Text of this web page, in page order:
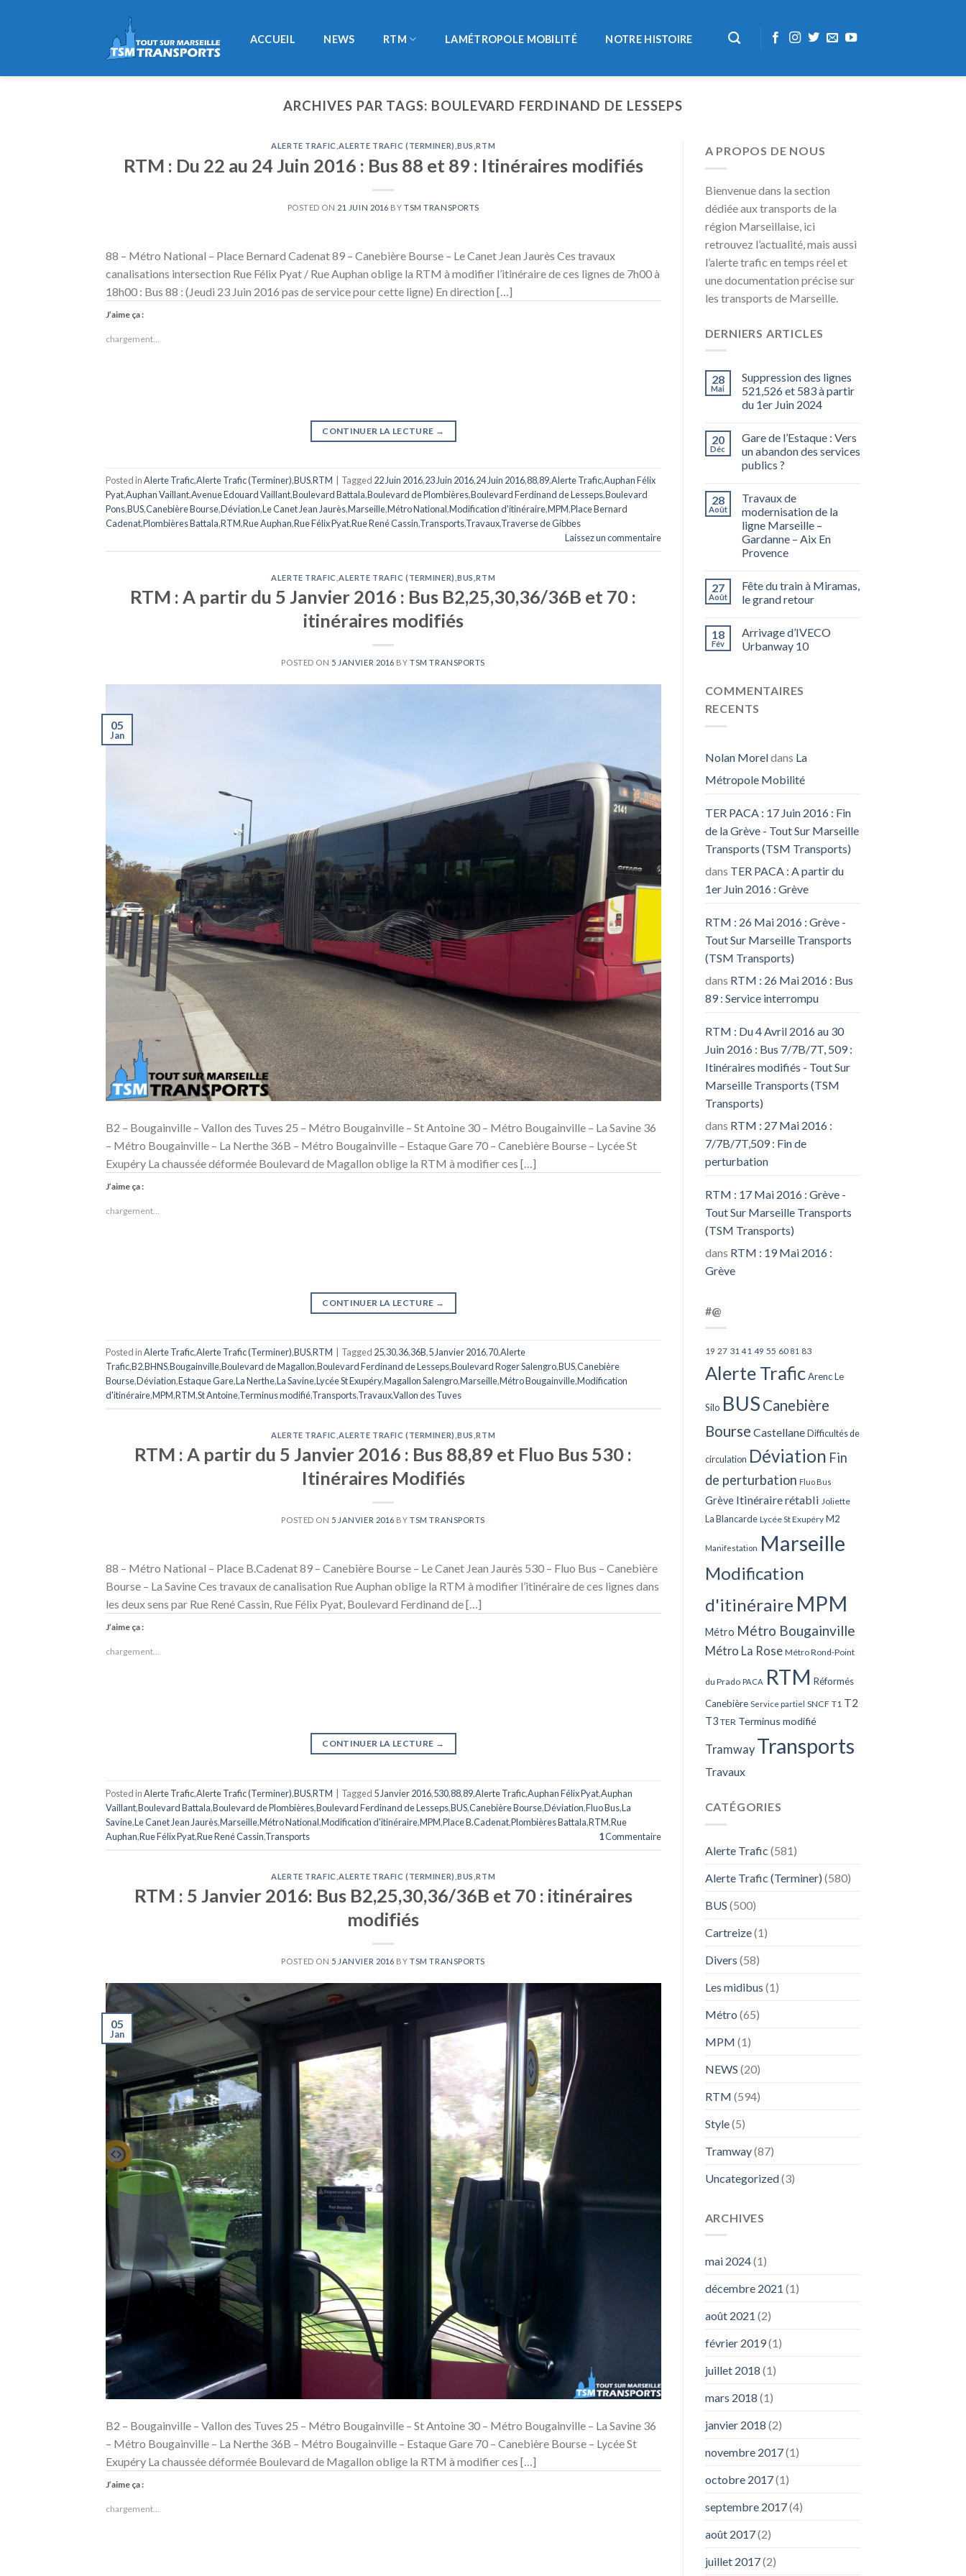
ACCUEIL NEWS RTM LAMÉTROPOLE MOBILITÉ NOTRE HISTOIRE
ARCHIVES PAR TAGS: BOULEVARD FERDINAND DE LESSEPS
ALERTE TRAFIC ,ALERTE TRAFIC (TERMINER) ,BUS ,RTM
RTM : Du 22 au 24 Juin 2016 : Bus 88 et 89 : Itinéraires modifiés
POSTED ON 21 JUIN 2016 BYTSM TRANSPORTS
88 – Métro National – Place Bernard Cadenat 89 – Canebière Bourse – Le Canet Jean Jaurès Ces travaux
canalisations intersection Rue Félix Pyat / Rue Auphan oblige la RTM à modifier l’itinéraire de ces lignes de 7h00 à
18h00 : Bus 88 : (Jeudi 23 Juin 2016 pas de service pour cette ligne) En direction […]
J’aime ça :
chargement…
CONTINUER LA LECTURE →
Posted inAlerte Trafic,Alerte Trafic (Terminer),BUS,RTM Tagged 22 Juin 2016,23 Juin 2016,24 Juin 2016,88,89,Alerte Trafic,Auphan Félix
Pyat,Auphan Vaillant,Avenue Edouard Vaillant,Boulevard Battala,Boulevard de Plombières,Boulevard Ferdinand de Lesseps,Boulevard
Pons,BUS,Canebière Bourse,Déviation,Le Canet Jean Jaurès,Marseille,Métro National,Modification d'itinéraire,MPM,Place Bernard
Cadenat,Plombières Battala,RTM,Rue Auphan,Rue Félix Pyat,Rue René Cassin,Transports,Travaux,Traverse de Gibbes
Laissez un commentaire
ALERTE TRAFIC ,ALERTE TRAFIC (TERMINER) ,BUS ,RTM
RTM : A partir du 5 Janvier 2016 : Bus B2,25,30,36/36B et 70 :
itinéraires modifiés
POSTED ON 5 JANVIER 2016 BYTSM TRANSPORTS
05
Jan
B2 – Bougainville – Vallon des Tuves 25 – Métro Bougainville – St Antoine 30 – Métro Bougainville – La Savine 36
– Métro Bougainville – La Nerthe 36B – Métro Bougainville – Estaque Gare 70 – Canebière Bourse – Lycée St
Exupéry La chaussée déformée Boulevard de Magallon oblige la RTM à modifier ces […]
J’aime ça :
chargement…
CONTINUER LA LECTURE →
Posted inAlerte Trafic,Alerte Trafic (Terminer),BUS,RTM Tagged 25,30,36,36B,5 Janvier 2016,70,Alerte
Trafic,B2,BHNS,Bougainville,Boulevard de Magallon,Boulevard Ferdinand de Lesseps,Boulevard Roger Salengro,BUS,Canebière
Bourse,Déviation,Estaque Gare,La Nerthe,La Savine,Lycée St Exupéry,Magallon Salengro,Marseille,Métro Bougainville,Modification
d'itinéraire,MPM,RTM,St Antoine,Terminus modifié,Transports,Travaux,Vallon des Tuves
ALERTE TRAFIC ,ALERTE TRAFIC (TERMINER) ,BUS ,RTM
RTM : A partir du 5 Janvier 2016 : Bus 88,89 et Fluo Bus 530 :
Itinéraires Modifiés
POSTED ON 5 JANVIER 2016 BYTSM TRANSPORTS
88 – Métro National – Place B.Cadenat 89 – Canebière Bourse – Le Canet Jean Jaurès 530 – Fluo Bus – Canebière
Bourse – La Savine Ces travaux de canalisation Rue Auphan oblige la RTM à modifier l’itinéraire de ces lignes dans
les deux sens par Rue René Cassin, Rue Félix Pyat, Boulevard Ferdinand de […]
J’aime ça :
chargement…
CONTINUER LA LECTURE →
Posted inAlerte Trafic,Alerte Trafic (Terminer),BUS,RTM Tagged 5 Janvier 2016,530,88,89,Alerte Trafic,Auphan Félix Pyat,Auphan
Vaillant,Boulevard Battala,Boulevard de Plombières,Boulevard Ferdinand de Lesseps,BUS,Canebière Bourse,Déviation,Fluo Bus,La
Savine,Le Canet Jean Jaurès,Marseille,Métro National,Modification d'itinéraire,MPM,Place B.Cadenat,Plombières Battala,RTM,Rue
Auphan,Rue Félix Pyat,Rue René Cassin,Transports 1Commentaire
ALERTE TRAFIC ALERTE TRAFIC (TERMINER) ,BUS ,RTM
RTM : 5 Janvier 2016: Bus B2,25,30,36/36B et 70 : itinéraires
modifiés
POSTED ON 5 JANVIER 2016 BYTSM TRANSPORTS
05
Jan
B2 – Bougainville – Vallon des Tuves 25 – Métro Bougainville – St Antoine 30 – Métro Bougainville – La Savine 36
– Métro Bougainville – La Nerthe 36B – Métro Bougainville – Estaque Gare 70 – Canebière Bourse – Lycée St
Exupéry La chaussée déformée Boulevard de Magallon oblige la RTM à modifier ces […]
J’aime ça :
chargement…
A PROPOS DE NOUS
Bienvenue dans la section
dédiée aux transports de la
région Marseillaise, ici
retrouvez l’actualité, mais aussi
l’alerte trafic en temps réel et
une documentation précise sur
les transports de Marseille.
DERNIERS ARTICLES
28
Mai
Suppression des lignes
521,526 et 583 à partir
du 1er Juin 2024
20
Déc
Gare de l’Estaque : Vers
un abandon des services
publics ?
28
Août
Travaux de
modernisation de la
ligne Marseille –
Gardanne – Aix En
Provence
27
Août
Fête du train à Miramas,
le grand retour
18
Fév
Arrivage d’IVECO
Urbanway 10
COMMENTAIRES
RECENTS
Nolan Moreldans La
Métropole Mobilité
TER PACA : 17 Juin 2016 : Fin
de la Grève - Tout Sur Marseille
Transports (TSM Transports)
dans TER PACA : A partir du
1er Juin 2016 : Grève
RTM : 26 Mai 2016 : Grève -
Tout Sur Marseille Transports
(TSM Transports)
dans RTM : 26 Mai 2016 : Bus
89 : Service interrompu
RTM : Du 4 Avril 2016 au 30
Juin 2016 : Bus 7/7B/7T, 509 :
Itinéraires modifiés - Tout Sur
Marseille Transports (TSM
Transports)
dans RTM : 27 Mai 2016 :
7/7B/7T,509 : Fin de
perturbation
RTM : 17 Mai 2016 : Grève -
Tout Sur Marseille Transports
(TSM Transports)
dans RTM : 19 Mai 2016 :
Grève
#@
19 27 31 41 49 55 60 81 83
Alerte Trafic Arenc Le
Silo BUS Canebière
Bourse Castellane Difficultés de
circulation Déviation Fin
de perturbation Fluo Bus
Grève Itinéraire rétabli Joliette
La Blancarde Lycée St Exupéry M2
Manifestation Marseille
Modification
d'itinéraire MPM
Métro Métro Bougainville
Métro La Rose Métro Rond-Point
du Prado PACA RTM Réformés
Canebière Service partiel SNCF T1 T2
T3 TER Terminus modifié
Tramway Transports
Travaux
CATÉGORIES
Alerte Trafic (581)
Alerte Trafic (Terminer) (580)
BUS (500)
Cartreize(1)
Divers (58)
Les midibus (1)
Métro (65)
MPM (1)
NEWS (20)
RTM (594)
Style(5)
Tramway(87)
Uncategorized(3)
ARCHIVES
mai 2024(1)
décembre 2021 (1)
août 2021 (2)
février 2019(1)
juillet 2018 (1)
mars 2018 (1)
janvier 2018 (2)
novembre 2017(1)
octobre 2017(1)
septembre 2017(4)
août 2017(2)
juillet 2017(2)